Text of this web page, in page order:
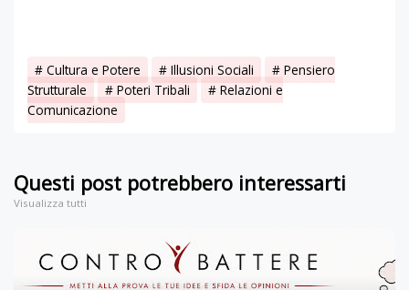
Cultura e Potere Illusioni Sociali
Pensiero
Strutturale
Poteri Tribali
Relazioni e
Comunicazione
Questi post potrebbero interessarti
Visualizza tutti